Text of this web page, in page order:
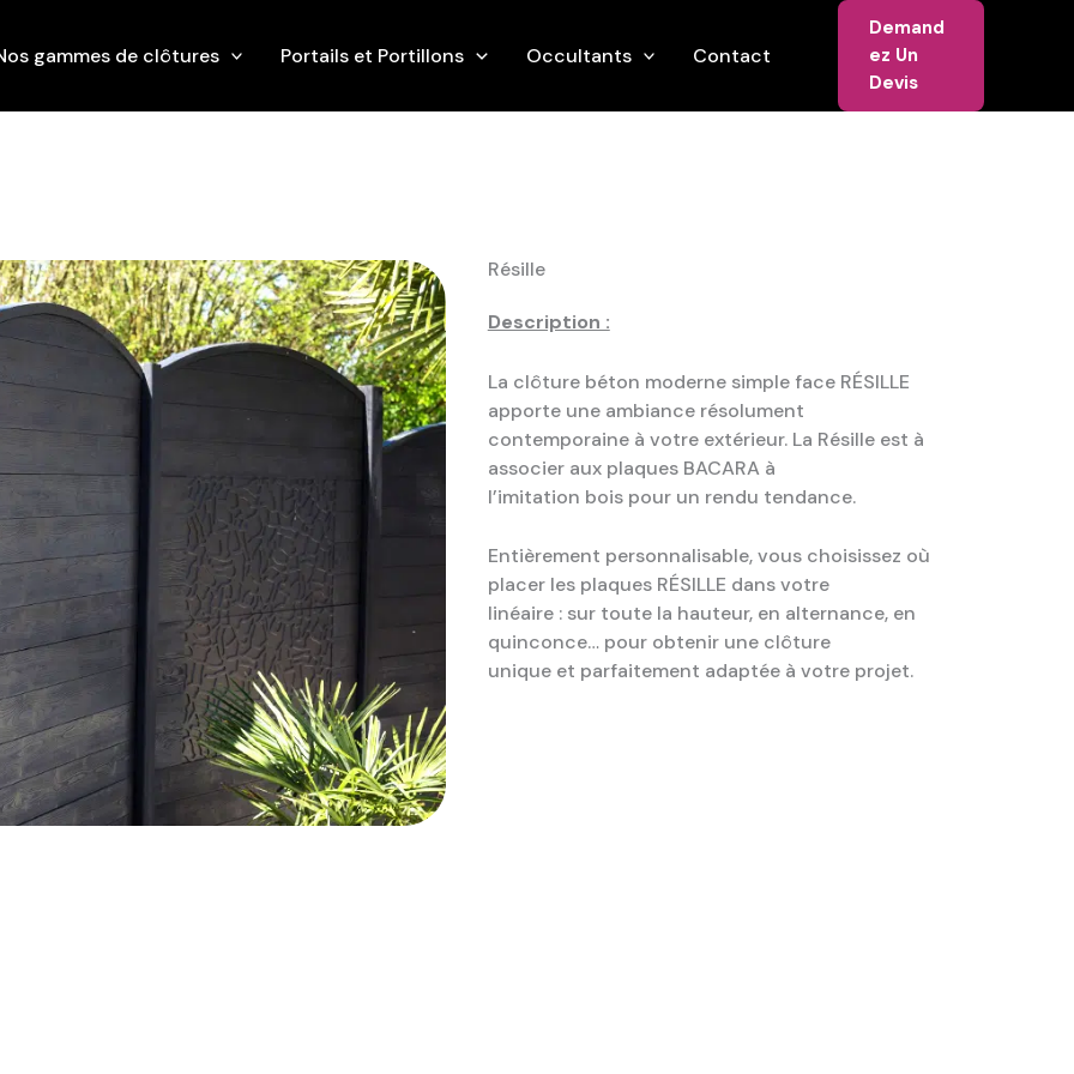
gammes de clôtures Portails et Portillons Occultants Contact
Demand
Ez Un
Devis
Résille
Description :
La clôture béton moderne simple face RÉSILLE
apporte une ambiance résolument
contemporaine à votre extérieur. La Résille est à
associer aux plaques BACARA à
l’imitation bois pour un rendu tendance.
Entièrement personnalisable, vous choisissez où
placer les plaques RÉSILLE dans votre
linéaire : sur toute la hauteur, en alternance, en
quinconce… pour obtenir une clôture
unique et parfaitement adaptée à votre projet.